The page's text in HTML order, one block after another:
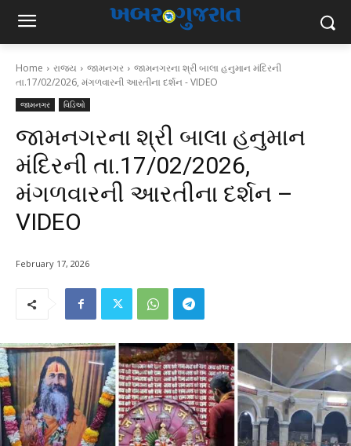
Home રાજ્ય જામનગર
જામનગરના શ્રી બાલા હનુમાન મંદિરની
તા.17/02/2026, મંગળવારની આરતીના દર્શન - VIDEO
જામનગર વિડિઓ
જામનગરના શ્રી બાલા હનુમાન
મંદિરની તા.17/02/2026,
મંગળવારની આરતીના દર્શન –
VIDEO
February 17, 2026